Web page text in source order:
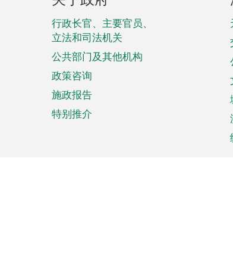
脚
菜
单
行政长官、主要官员、
立法和司法机关
公共部门及其他机构
政策咨询
施政报告
特别推介